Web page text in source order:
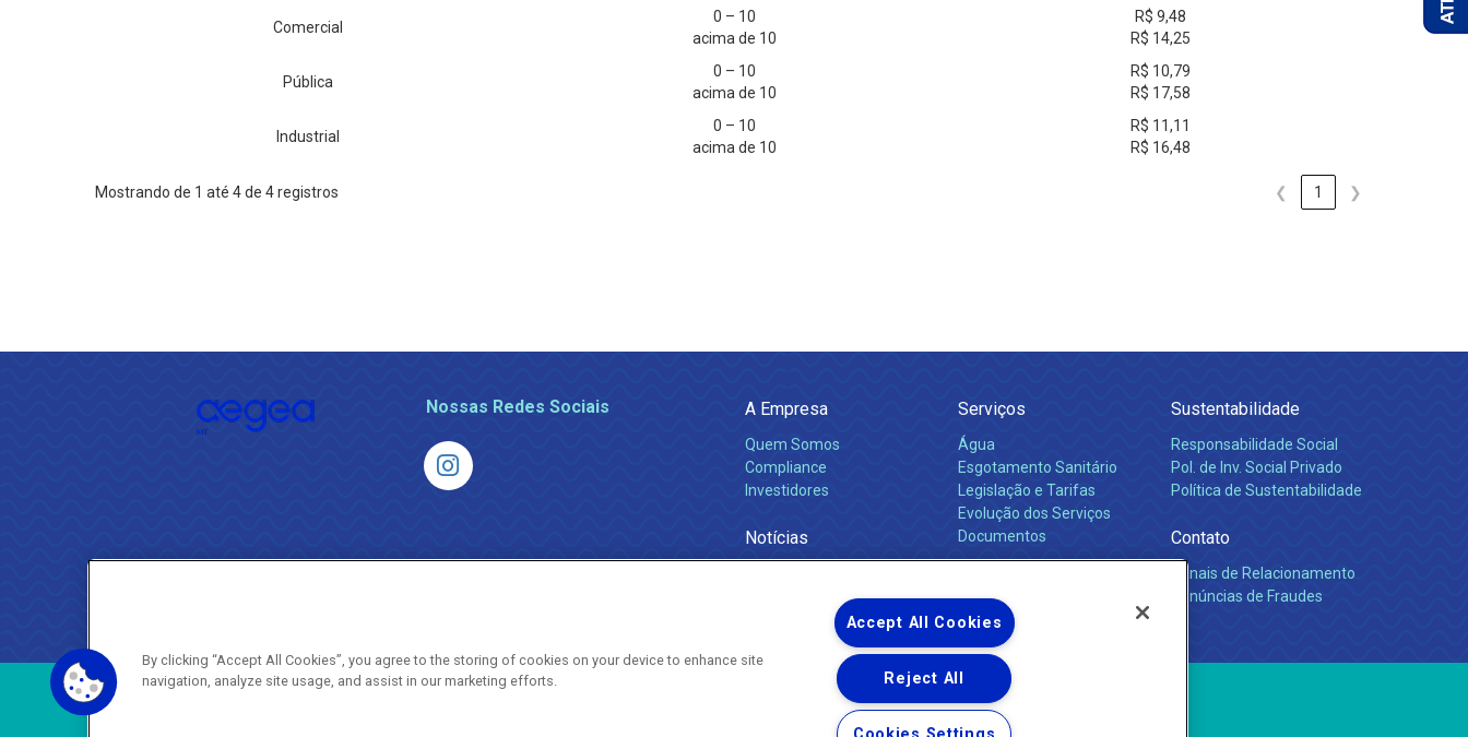
Comercial
0 – 10
acima de 10
R$ 9,48
R$ 14,25
Pública
0 – 10
acima de 10
R$ 10,79
R$ 17,58
Industrial
0 – 10
acima de 10
R$ 11,11
R$ 16,48
Mostrando de 1 até 4 de 4 registros ❮ 1 ❯
Nossas Redes Sociais A Empresa
Quem Somos
Compliance
Investidores
Notícias
Serviços
Água
Esgotamento Sanitário
Legislação e Tarifas
Evolução dos Serviços
Documentos
Sustentabilidade
Responsabilidade Social
Pol. de Inv. Social Privado
Política de Sustentabilidade
Contato
Canais de Relacionamento
Denúncias de Fraudes
Copyright ® 2026 - Todos os Direitos Reservados.
By clicking “Accept All Cookies”, you agree to the storing of cookies on your device to enhance site
navigation, analyze site usage, and assist in our marketing efforts.
Accept All Cookies
Reject All